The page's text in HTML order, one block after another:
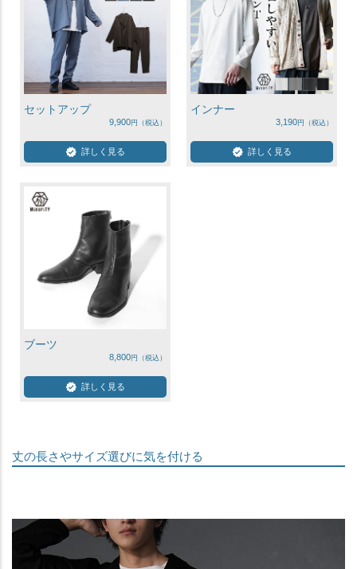
セットアップ
9,900
詳しく見る
インナー
3,190
詳しく見る
ブーツ
8,800
詳しく見る
丈の長さやサイズ選びに気を付ける